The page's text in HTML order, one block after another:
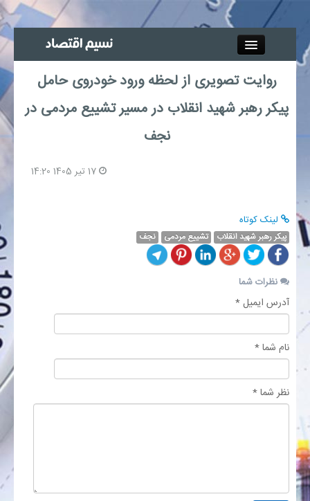
جذب خبرنگار
اجتماعی
انرژی
روایت تصویری از لحظه ورود خودروی حامل
پیکر رهبر شهید انقلاب در مسیر تشییع مردمی در
نجف
لینک کوتاه
پیکر رهبر شهید انقلاب تشییع مردمی نجف
نظرات شما
آدرس ایمیل *
نام شما *
نظر شما *